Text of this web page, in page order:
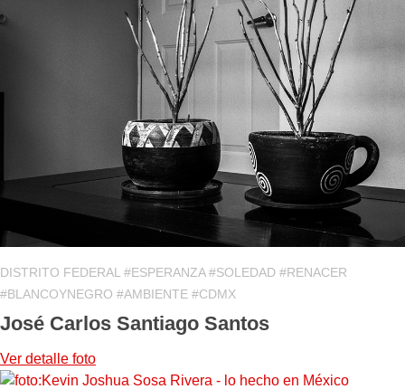
DISTRITO FEDERAL #ESPERANZA #SOLEDAD #RENACER
#BLANCOYNEGRO #AMBIENTE #CDMX
José Carlos Santiago Santos
Ver detalle foto